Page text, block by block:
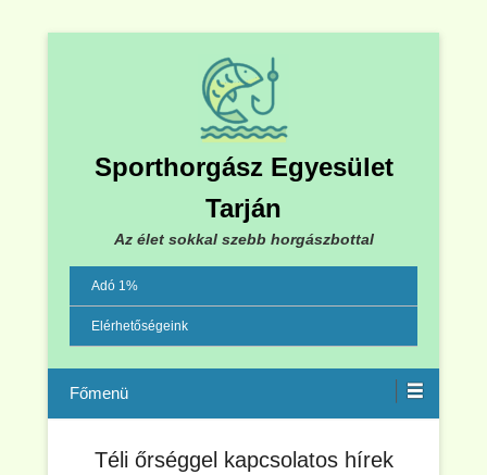
Sporthorgász Egyesület
Tarján
Az élet sokkal szebb horgászbottal
Adó 1%
Elérhetőségeink
Menu
Téli őrséggel kapcsolatos hírek